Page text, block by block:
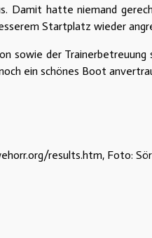
Damit hatte niemand
Startplatz wieder
sowie der
ein schönes Boot
results.htm, Foto: